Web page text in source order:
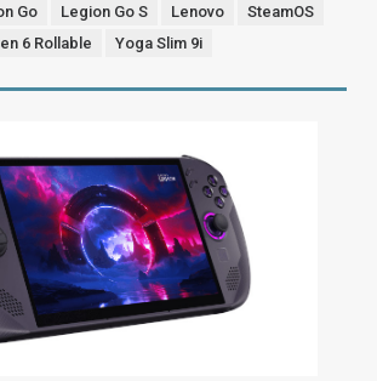
Go Legion Go S Lenovo
SteamOS
6 Rollable
Yoga Slim 9i